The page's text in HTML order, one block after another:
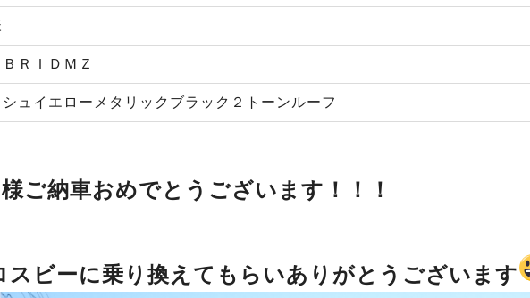
ＢＲＩＤＭＺ
シュイエローメタリックブラック２トーンルーフ
様ご納車おめでとうございます！！！
ビーに乗り換えてもらいありがとうございます